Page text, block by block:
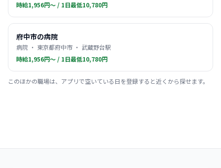
時給1,956円〜 / 1日最低10,780円
府中市の病院
病院 ・ 東京都府中市 ・ 武蔵野台駅
時給1,956円〜 / 1日最低10,780円
このほかの職場は、アプリで空いている日を登録すると近くから探せます。